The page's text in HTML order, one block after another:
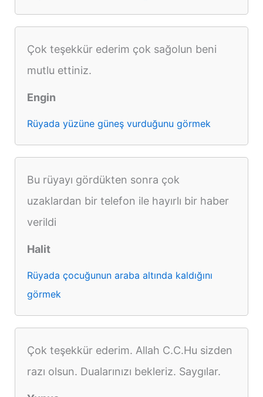
Çok teşekkür ederim çok sağolun beni
mutlu ettiniz.
Engin
Rüyada yüzüne güneş vurduğunu görmek
Bu rüyayı gördükten sonra çok
uzaklardan bir telefon ile hayırlı bir haber
verildi
Halit
Rüyada çocuğunun araba altında kaldığını
görmek
Çok teşekkür ederim. Allah C.C.Hu sizden
razı olsun. Dualarınızı bekleriz. Saygılar.